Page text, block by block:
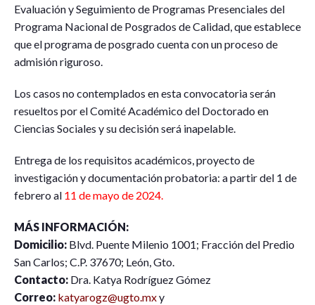
Evaluación y Seguimiento de Programas Presenciales del
Programa Nacional de Posgrados de Calidad, que establece
que el programa de posgrado cuenta con un proceso de
admisión riguroso.
Los casos no contemplados en esta convocatoria serán
resueltos por el Comité Académico del Doctorado en
Ciencias Sociales y su decisión será inapelable.
Entrega de los requisitos académicos, proyecto de
investigación y documentación probatoria: a partir del 1 de
febrero al 11 de mayo de 2024.
MÁS INFORMACIÓN:
Domicilio: Blvd. Puente Milenio 1001; Fracción del Predio
San Carlos; C.P. 37670; León, Gto.
Contacto: Dra. Katya Rodríguez Gómez
Correo: katyarogz@ugto.mxy